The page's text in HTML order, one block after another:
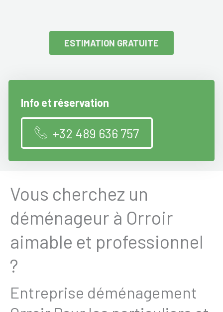
ESTIMATION GRATUITE
Info et réservation
+32 489 636 757
Vous cherchez un
déménageur à Orroir
aimable et professionnel
?
Entreprise déménagement